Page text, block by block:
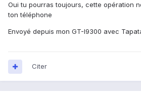
Oui tu pourras toujours, cette opération
ton téléphone
Envoyé depuis mon GT-I9300 avec
Citer